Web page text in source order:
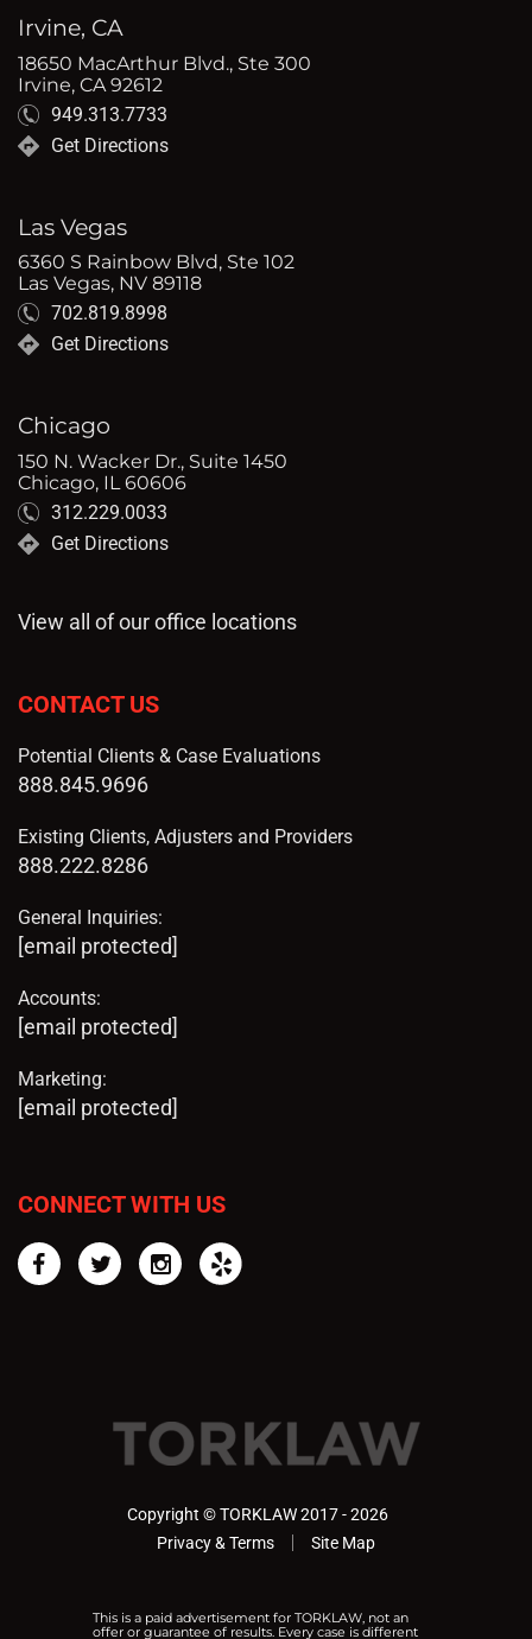
Irvine, CA
18650 MacArthur Blvd., Ste 300
Irvine, CA 92612
949.313.7733
Get Directions
Las Vegas
6360 S Rainbow Blvd, Ste 102
Las Vegas, NV 89118
702.819.8998
Get Directions
Chicago
150 N. Wacker Dr., Suite 1450
Chicago, IL 60606
312.229.0033
Get Directions
View all of our office locations
CONTACT US
Potential Clients & Case Evaluations
888.845.9696
Existing Clients, Adjusters and Providers
888.222.8286
General Inquiries:
[email protected]
Accounts:
[email protected]
Marketing:
[email protected]
CONNECT WITH US
FacebookTwitterInstagram
Copyright © TORKLAW 2017 - 2026
Privacy & Terms
Site Map
This is a paid advertisement for TORKLAW, not an
offer or guarantee of results. Every case is different